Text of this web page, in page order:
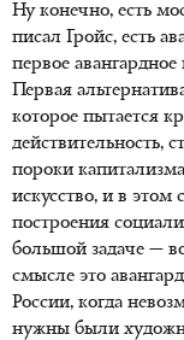
Ну конечно, есть
писал Гройс, есть
первое
Первая
которое пытается
действительность,
пороки
искусство, и в
построения
большой задаче —
смысле это
России, когда
нужны были